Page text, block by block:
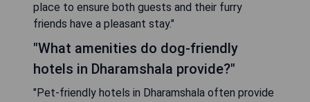
place to ensure both guests and their furry
friends have a pleasant stay."
"What amenities do dog-friendly
hotels in Dharamshala provide?"
"Pet-friendly hotels in Dharamshala often provide